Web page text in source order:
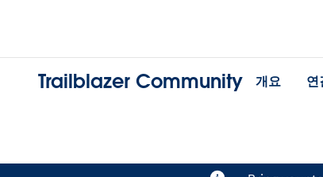
Trailblazer Community 개요 연